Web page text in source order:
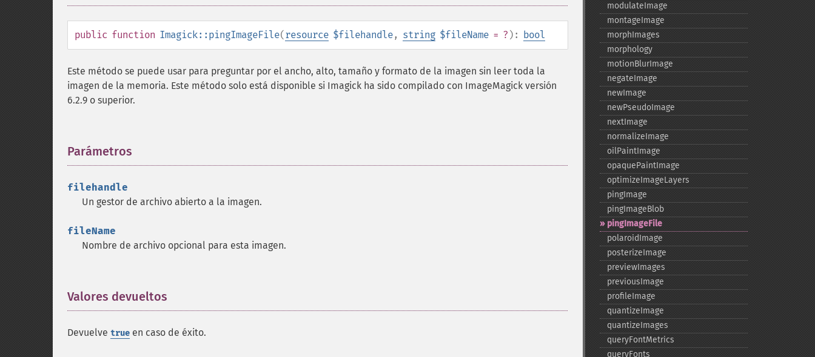
public function Imagick::pingImageFile(resource $filehandle, string $fileName = ? ): bool
Este método se puede usar para preguntar por el ancho, alto, tamaño y formato de la imagen sin leer toda la
imagen de la memoria. Este método solo está disponible si Imagick ha sido compilado con ImageMagick versión
6.2.9 o superior.
Parámetros
filehandle
Un gestor de archivo abierto a la imagen.
fileName
Nombre de archivo opcional para esta imagen.
Valores devueltos
Devuelve true en caso de éxito.
modulateImage
montageImage
morphImages
morphology
motionBlurImage
negateImage
newImage
newPseudoImage
nextImage
normalizeImage
oilPaintImage
opaquePaintImage
optimizeImageLayers
pingImage
pingImageBlob
pingImageFile
polaroidImage
posterizeImage
previewImages
previousImage
profileImage
quantizeImage
quantizeImages
queryFontMetrics
queryFonts